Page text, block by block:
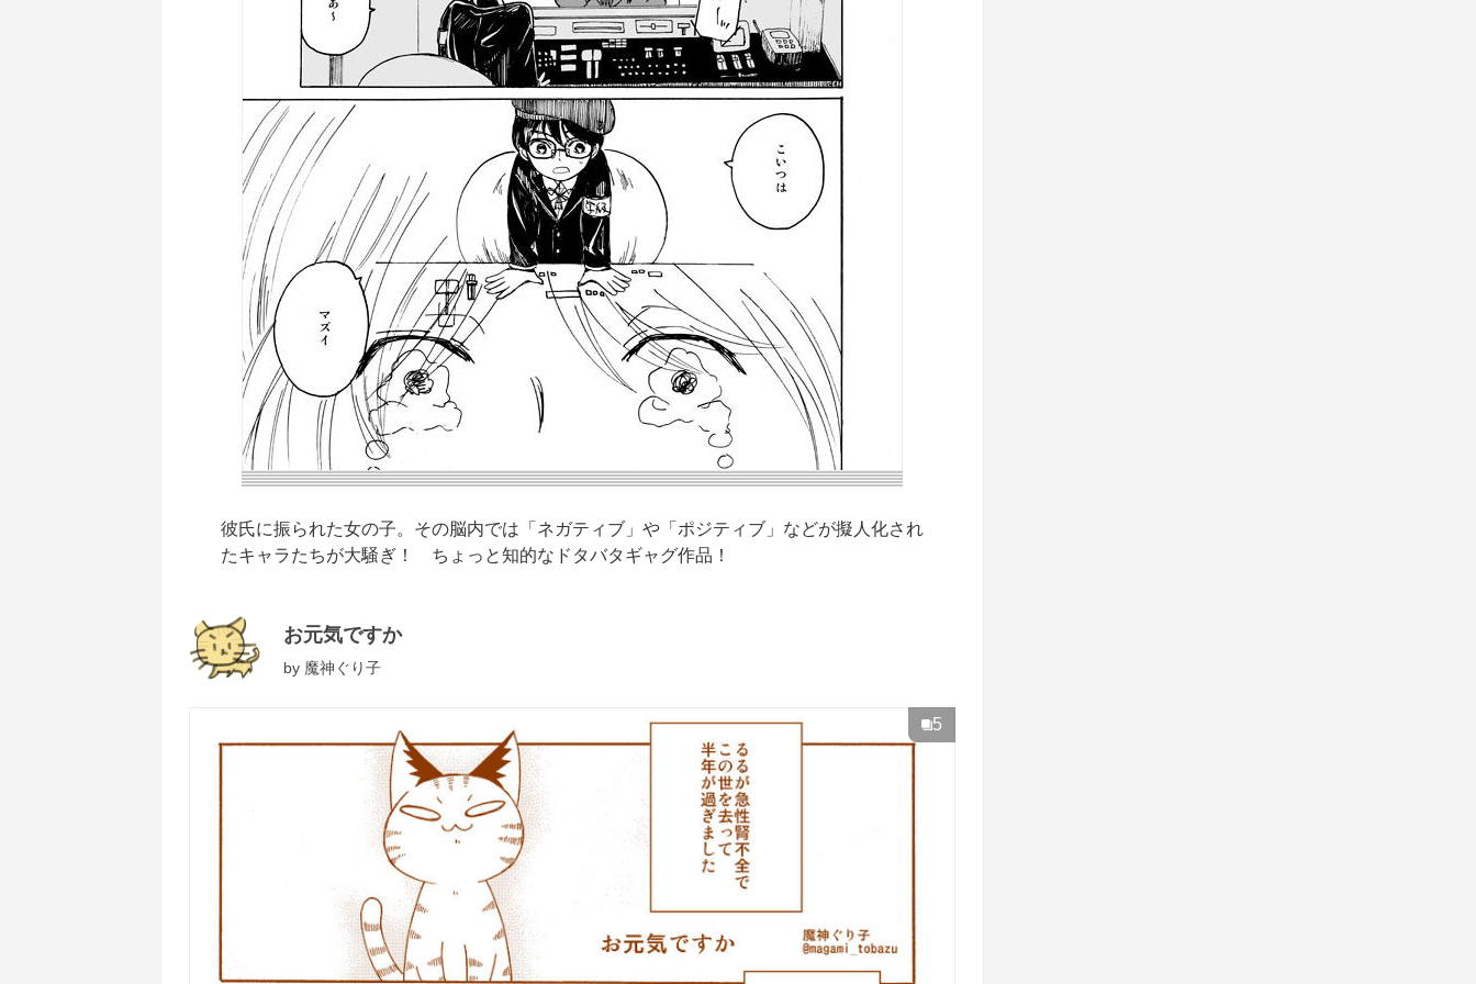
彼氏に振られた女の子。その脳内では「ネガティブ」や「ポジティブ」などが擬人化され
たキャラたちが大騒ぎ！ ちょっと知的なドタバタギャグ作品！
お元気ですか
by 魔神ぐり子
5